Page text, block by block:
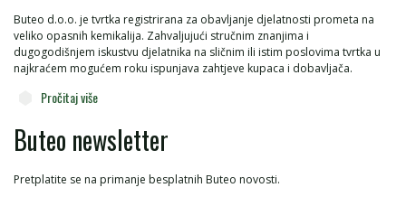
Buteo d.o.o. je tvrtka registrirana za obavljanje djelatnosti prometa na
veliko opasnih kemikalija. Zahvaljujući stručnim znanjima i
dugogodišnjem iskustvu djelatnika na sličnim ili istim poslovima tvrtka u
najkraćem mogućem roku ispunjava zahtjeve kupaca i dobavljača.
Pročitaj više
Buteo newsletter
Pretplatite se na primanje besplatnih Buteo novosti.